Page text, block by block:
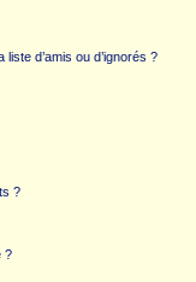
d’amis ou d’ignorés ?
?
?